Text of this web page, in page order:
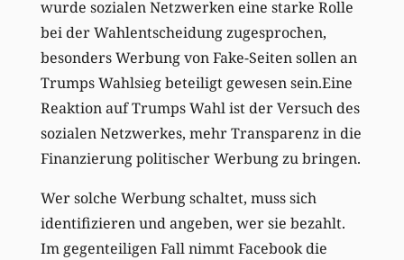
wurde sozialen Netzwerken eine starke Rolle
bei der Wahlentscheidung zugesprochen,
besonders Werbung von Fake-Seiten sollen an
Trumps Wahlsieg beteiligt gewesen sein.Eine
Reaktion auf Trumps Wahl ist der Versuch des
sozialen Netzwerkes, mehr Transparenz in die
Finanzierung politischer Werbung zu bringen.
Wer solche Werbung schaltet, muss sich
identifizieren und angeben, wer sie bezahlt.
Im gegenteiligen Fall nimmt Facebook die